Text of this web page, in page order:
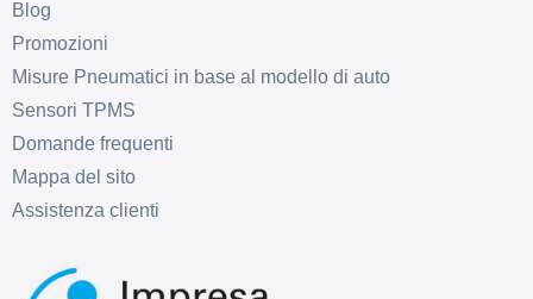
Blog
Promozioni
Misure Pneumatici in base al modello di auto
Sensori TPMS
Domande frequenti
Mappa del sito
Assistenza clienti